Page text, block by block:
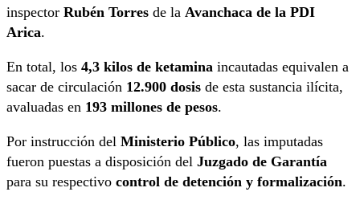
inspector Rubén Torres de la Avanchaca de la PDI
Arica.
En total, los 4,3 kilos de ketamina incautadas equivalen a
sacar de circulación 12.900 dosis de esta sustancia ilícita,
avaluadas en 193 millones de pesos.
Por instrucción del Ministerio Público, las imputadas
fueron puestas a disposición del Juzgado de Garantía
para su respectivo control de detención y formalización.